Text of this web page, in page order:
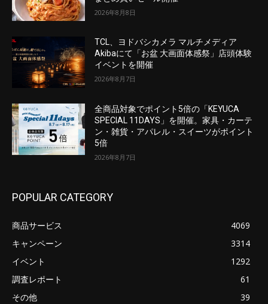
2026年8月8日
TCL、ヨドバシカメラ マルチメディア
Akibaにて「お盆 大画面体感祭」店頭体験
イベントを開催
2026年8月7日
全商品対象でポイント5倍の「KEYUCA
SPECIAL 11DAYS」を開催。家具・カーテ
ン・雑貨・アパレル・スイーツがポイント
5倍
2026年8月7日
POPULAR CATEGORY
商品サービス
4069
キャンペーン
3314
イベント
1292
調査レポート
61
その他
39